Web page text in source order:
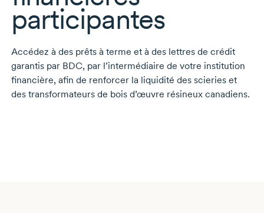
participantes
Accédez à des prêts à terme et à des lettres de crédit
garantis par BDC, par l’intermédiaire de votre institution
financière, afin de renforcer la liquidité des scieries et
des transformateurs de bois d’œuvre résineux canadiens.